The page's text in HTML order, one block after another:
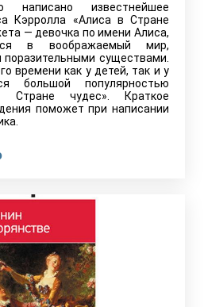
известнейшее
Кэрролла «Алиса в Стране
— девочка по имени Алиса,
в воображаемый мир,
существами.
времени как у детей, так и у
большой популярностью
Стране чудес». Краткое
поможет при написании